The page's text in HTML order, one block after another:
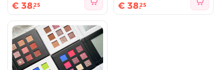
€ 38.25 € 38.25